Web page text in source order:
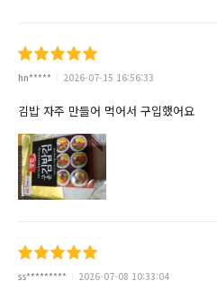
hn***** 2026-07-15 16:56:33
김밥 자주 만들어 먹어서 구입했어요
ss********* 2026-07-08 10:33:04